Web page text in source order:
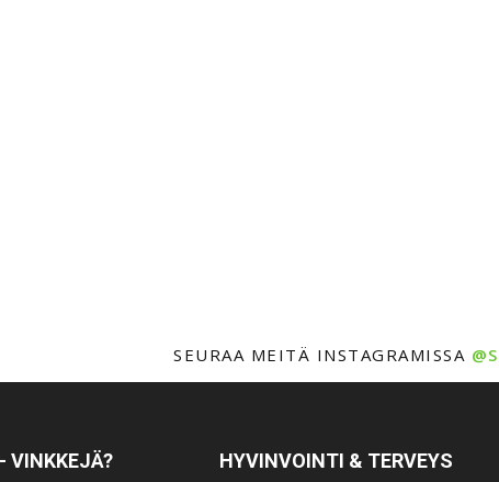
SEURAA MEITÄ INSTAGRAMISSA
VINKKEJÄ? HYVINVOINTI & TERVEYS